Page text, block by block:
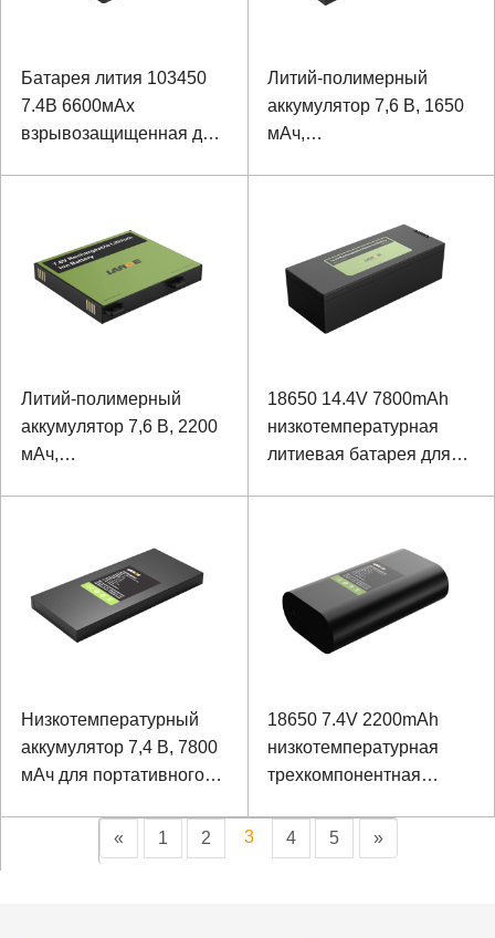
Батарея лития 103450
7.4В 6600мАх
взрывозащищенная для
Литий-полимерный
аккумулятор 7,6 В, 1650
мАч,
связи IIC
Литий-полимерный
аккумулятор 7,6 В, 2200
мАч,
18650 14.4V 7800mAh
низкотемпературная
литиевая батарея для
оборудования
Низкотемпературный
аккумулятор 7,4 В, 7800
мАч для портативного
18650 7.4V 2200mAh
низкотемпературная
трехкомпонентная
оборудования
обнаружения
« 1 2 3 4 5 »